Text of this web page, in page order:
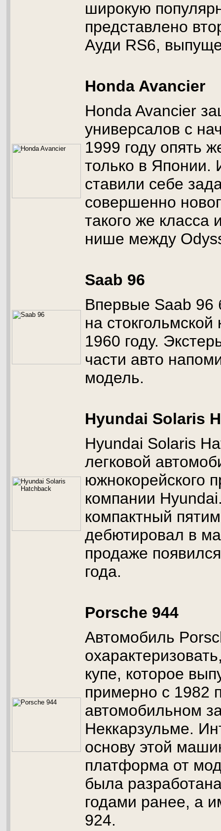
широкую
представлено
Ауди RS6,
Honda Avancier
Honda Avancier
универсалов с
1999 году опять
только в
ставили себе
совершенно
такого же класса
нише между
Saab 96
Впервые Saab 96
на
1960 году.
части авто
модель.
Hyundai Solaris
Hyundai Solaris
легковой
южнокорейского
компании
компактный
дебютировал в
продаже
года.
Porsche 944
Автомобиль
купе, которое
примерно с 1982
автомобильном
Неккарзульме.
основу этой
платформа от
была
годами ранее, а
924.